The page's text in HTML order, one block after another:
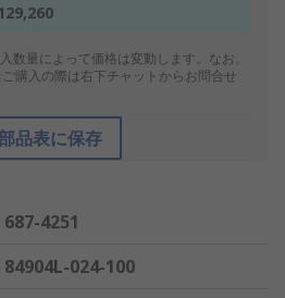
数量によって価格は変動します。なお、
購入の際は右下チャットからお問合せ
品表に保存
687-4251
84904L-024-100